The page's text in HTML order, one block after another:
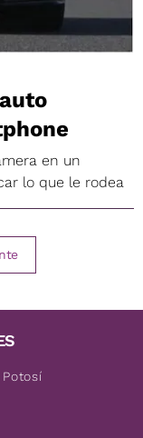
en un
lo que le rodea